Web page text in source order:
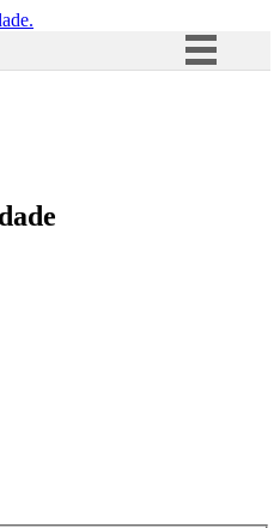
Acesso à informação